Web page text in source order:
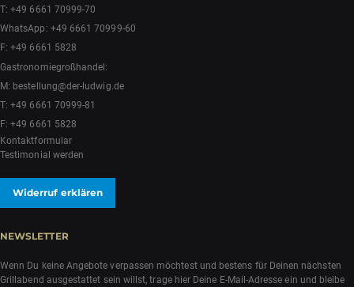
T:+49 6661 70999-70
WhatsApp: +49 6661 70999-60
F: +49 6661 5828
Gastronomiegroßhandel:
M: bestellung@der-ludwig.de
T:+49 6661 70999-81
F: +49 6661 5828
Kontaktformular
Testimonial werden
Widerruf erklären
NEWSLETTER
Wenn Du keine Angebote verpassen möchtest und bestens für Deinen nächsten
Grillabend ausgestattet sein willst, trage hier Deine E-Mail-Adresse ein und bleibe